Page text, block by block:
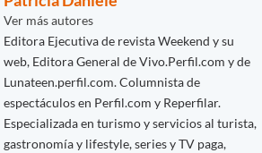
Ver más autores
Editora Ejecutiva de revista Weekend y su
web, Editora General de Vivo.Perfil.com y de
Lunateen.perfil.com. Columnista de
espectáculos en Perfil.com y Reperfilar.
Especializada en turismo y servicios al turista,
gastronomía y lifestyle, series y TV paga,